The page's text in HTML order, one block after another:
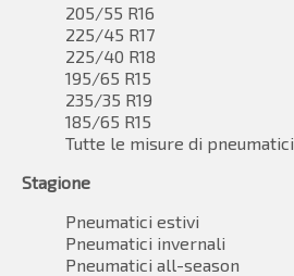
205/55 R16
225/45 R17
225/40 R18
195/65 R15
235/35 R19
185/65 R15
Tutte le misure di pneumatici
Stagione
Pneumatici estivi
Pneumatici invernali
Pneumatici all-season